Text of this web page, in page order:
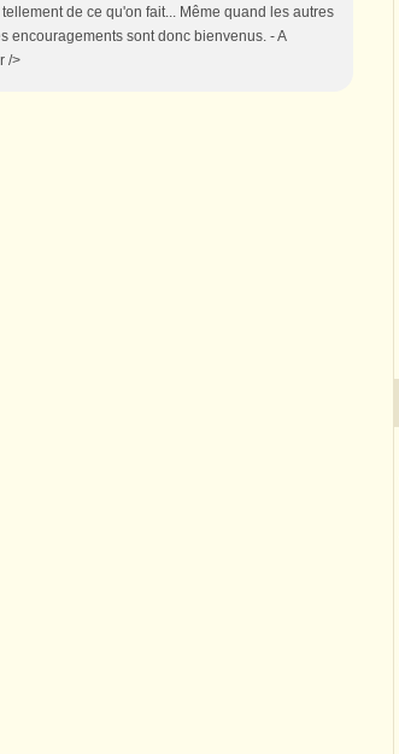
de ce qu'on fait... Même quand les autres
encouragements sont donc bienvenus. - A
/>